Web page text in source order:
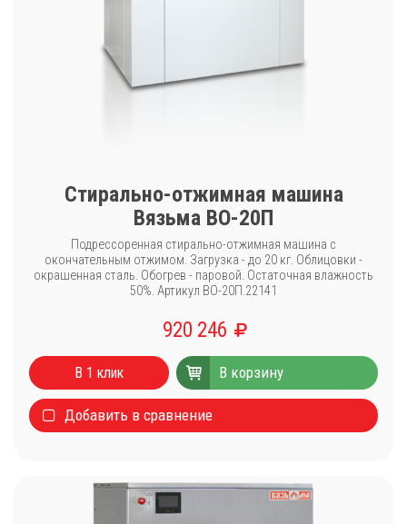
Стирально-отжимная машина
Вязьма ВО-20П
Подрессоренная стирально-отжимная машина с
окончательным отжимом. Загрузка - до 20 кг. Облицовки -
окрашенная сталь. Обогрев - паровой. Остаточная влажность
50%. Артикул ВО-20П.22141
920 246
В 1 клик В корзину
Добавить в сравнение